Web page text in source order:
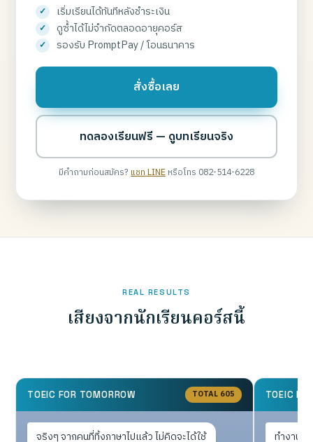
เริ่มเรียนได้ทันทีหลังชำระเงิน
ดูซ้ำได้ไม่จำกัดตลอดอายุคอร์ส
รองรับ PromptPay / โอนธนาคาร
สั่งซื้อเลย
ทดลองเรียนฟรี — ดูบทเรียนจริง
มีคำถามก่อนสมัคร?แชท LINEหรือโทร 082-514-6228
REAL RESULTS
เสียงจากนักเรียนคอร์สนี้
TOEIC FOR TOMORROW TOTAL 605
จริงๆ จากคนที่ทิ้งภาษาไปแล้ว ไม่คิดจะได้ใช้
TOEIC
ทำงานป